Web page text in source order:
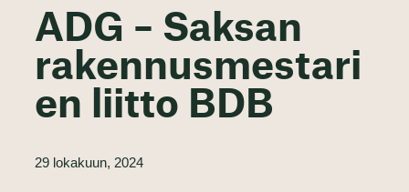
ADG – Saksan
rakennusmestari
en liitto BDB
29 lokakuun, 2024